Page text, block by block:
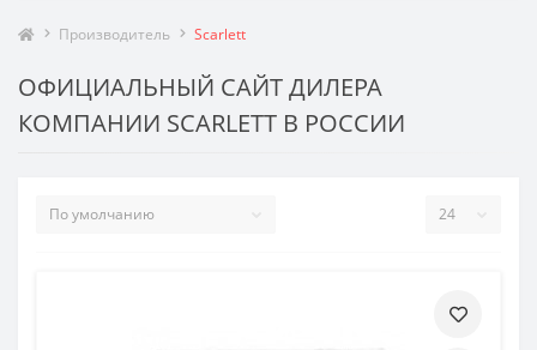
Производитель Scarlett
ОФИЦИАЛЬНЫЙ САЙТ ДИЛЕРА
КОМПАНИИ SCARLETT В РОССИИ